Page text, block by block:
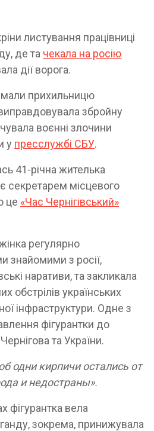
листування працівниці
де та чекала на росію
дії ворога.
прихильницю
збройну
воєнні злочини
у пресслужбі СБУ.
41-річна жителька
секретарем місцевого
це «Час Чернігівський»
регулярно
знайомими з росії,
наративи, та закликала
обстрілів українських
інфраструктури. Одне з
фігурантки до
та України.
одни кирпичи остались от
и недостраны».
фігурантка вела
зокрема, принижувала